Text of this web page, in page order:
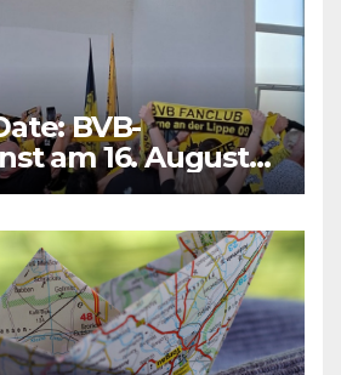
BVB-
am 16. August